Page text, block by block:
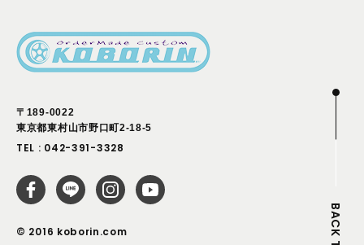
〒189-0022
東京都東村山市野口町2-18-5
TEL : 042-391-3328
© 2016 koborin.com